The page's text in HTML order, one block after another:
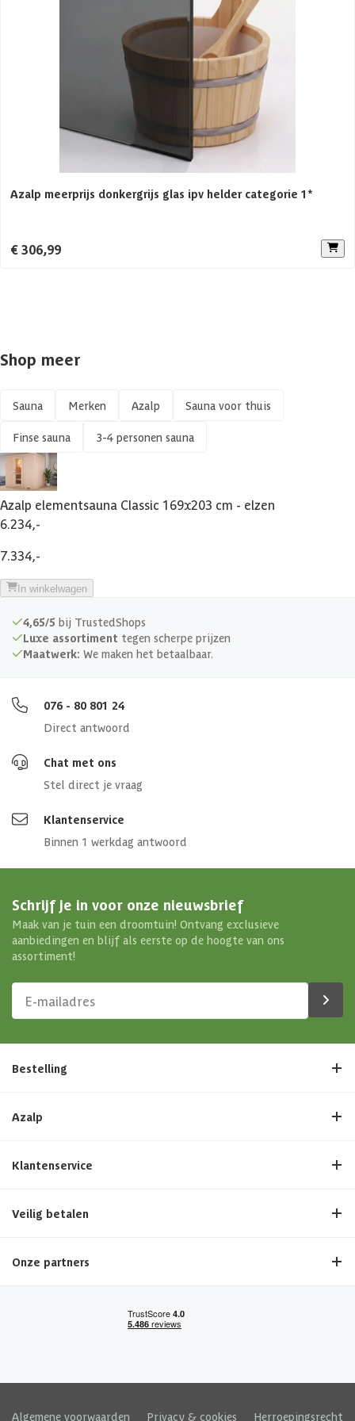
Geen
169 x 203 cm
Geen
Aanbevolen vermogen saunakachel
Aantal personen 1-3 personen
Constructietype Elementsauna
Azalp meerprijs donkergrijs glas ipv helder categorie 1*
€ 306,99
Shop meer
Sauna Merken Azalp Sauna voor thuis
Finse sauna 3-4 personen sauna
Azalp elementsauna Classic 169x203 cm - elzen
6.234,-
7.334,-
In winkelwagen
4,65/5 bij TrustedShops
Luxe assortiment tegen scherpe prijzen
Maatwerk: We maken het betaalbaar.
076 - 80 801 24
Direct antwoord
Chat met ons
Stel direct je vraag
Klantenservice
Binnen 1 werkdag antwoord
Schrijf je in voor onze nieuwsbrief
Maak van je tuin een droomtuin! Ontvang exclusieve
aanbiedingen en blijf als eerste op de hoogte van ons
assortiment!
Bestelling
Azalp
Klantenservice
Veilig betalen
Onze partners
Algemene voorwaarden Privacy & cookies Herroepingsrecht